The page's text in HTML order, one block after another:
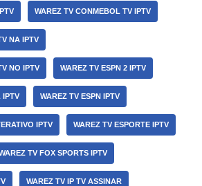
WAREZ TV CONMEBOL TV IPTV
NA IPTV
NO IPTV WAREZ TV ESPN 2 IPTV
IPTV WAREZ TV ESPN IPTV
IPTV WAREZ TV ESPORTE IPTV
TV FOX SPORTS IPTV
WAREZ TV IP TV ASSINAR